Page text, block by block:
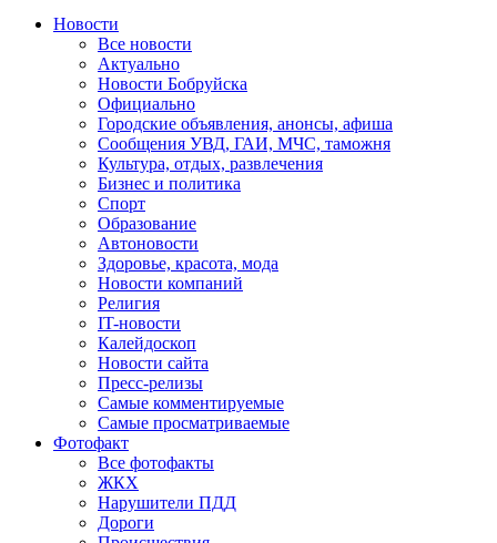
Новости
Все новости
Актуально
Новости Бобруйска
Официально
Городские объявления, анонсы, афиша
Сообщения УВД, ГАИ, МЧС, таможня
Культура, отдых, развлечения
Бизнес и политика
Спорт
Образование
Автоновости
Здоровье, красота, мода
Новости компаний
Религия
IT-новости
Калейдоскоп
Новости сайта
Пресс-релизы
Самые комментируемые
Самые просматриваемые
Фотофакт
Все фотофакты
ЖКХ
Нарушители ПДД
Дороги